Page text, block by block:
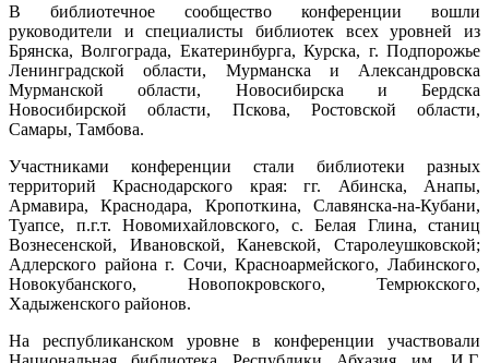
В библиотечное сообщество конференции вошли
руководители и специалисты библиотек всех уровней из
Брянска, Волгограда, Екатеринбурга, Курска, г. Подпорожье
Ленинградской области, Мурманска и Александровска
Мурманской области, Новосибирска и Бердска
Новосибирской области, Пскова, Ростовской области,
Самары, Тамбова.
Участниками конференции стали библиотеки разных
территорий Краснодарского края: гг. Абинска, Анапы,
Армавира, Краснодара, Кропоткина, Славянска-на-Кубани,
Туапсе, п.г.т. Новомихайловского, с. Белая Глина, станиц
Вознесенской, Ивановской, Каневской, Старолеушковской;
Адлерского района г. Сочи, Красноармейского, Лабинского,
Новокубанского, Новопокровского, Темрюкского,
Хадыженского районов.
На республиканском уровне в конференции участвовали